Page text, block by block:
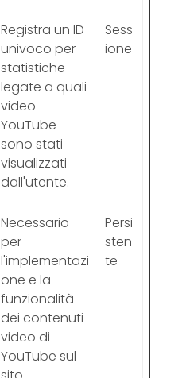
Registra un ID
univoco per
statistiche
legate a quali
video
YouTube
sono stati
visualizzati
dall'utente.
Sess
ione
Necessario
per
l'implementazi
one e la
funzionalità
dei contenuti
video di
YouTube sul
Persi
sten
te